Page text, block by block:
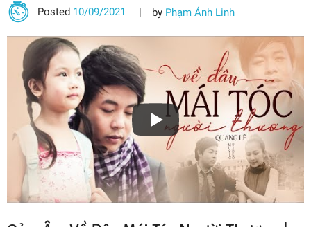
Posted 10/09/2021 by Phạm Ánh Linh